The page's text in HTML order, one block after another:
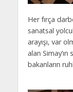
Her fırça
sanatsal
arayışı, var
alan
bakanların